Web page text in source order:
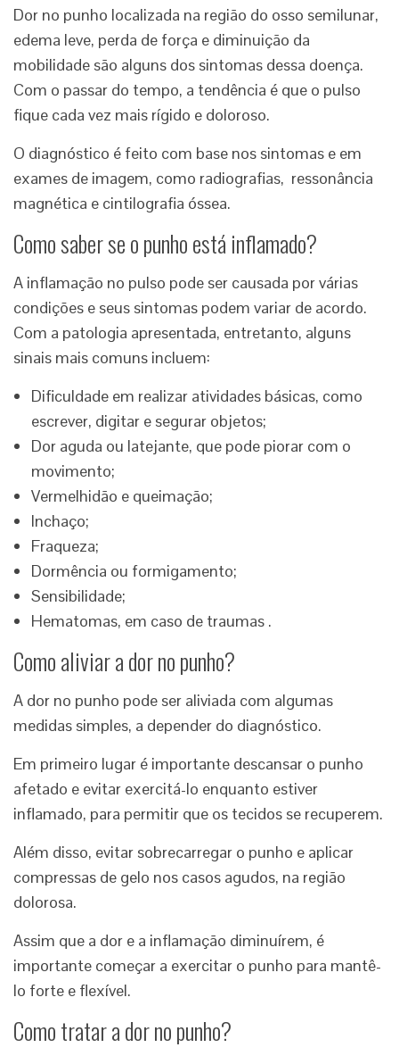
Dor no punho localizada na região do osso semilunar,
edema leve, perda de força e diminuição da
mobilidade são alguns dos sintomas dessa doença.
Com o passar do tempo, a tendência é que o pulso
fique cada vez mais rígido e doloroso.
O diagnóstico é feito com base nos sintomas e em
exames de imagem, como radiografias, ressonância
magnética e cintilografia óssea.
Como saber se o punho está inflamado?
A inflamação no pulso pode ser causada por várias
condições e seus sintomas podem variar de acordo.
Com a patologia apresentada, entretanto, alguns
sinais mais comuns incluem:
Dificuldade em realizar atividades básicas, como
escrever, digitar e segurar objetos;
Dor aguda ou latejante, que pode piorar com o
movimento;
Vermelhidão e queimação;
Inchaço;
Fraqueza;
Dormência ou formigamento;
Sensibilidade;
Hematomas, em caso de traumas .
Como aliviar a dor no punho?
A dor no punho pode ser aliviada com algumas
medidas simples, a depender do diagnóstico.
Em primeiro lugar é importante descansar o punho
afetado e evitar exercitá-lo enquanto estiver
inflamado, para permitir que os tecidos se recuperem.
Além disso, evitar sobrecarregar o punho e aplicar
compressas de gelo nos casos agudos, na região
dolorosa.
Assim que a dor e a inflamação diminuírem, é
importante começar a exercitar o punho para mantê-
lo forte e flexível.
Como tratar a dor no punho?